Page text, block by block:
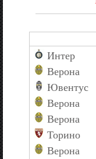
Интер
Верона
Ювентус
Верона
Верона
Торино
Верона